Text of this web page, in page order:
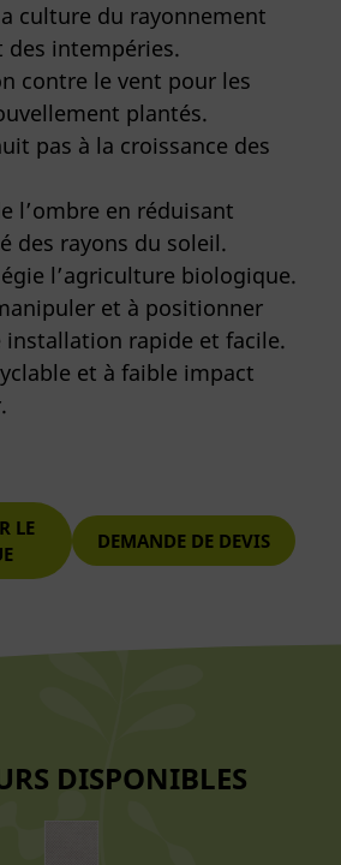
culture du rayonnement
des intempéries.
contre le vent pour les
plantés.
pas à la croissance des
l’ombre en réduisant
des rayons du soleil.
l’agriculture biologique.
et à positionner
installation rapide et facile.
et à faible impact
LE
DEMANDE DE DEVIS
DISPONIBLES